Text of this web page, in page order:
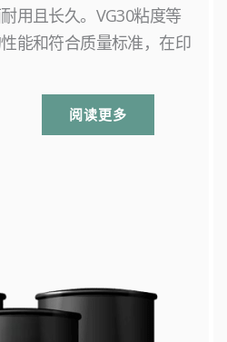
用且长久。VG30粘度等
能和符合质量标准，在印
阅读更多